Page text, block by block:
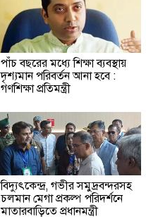
পাঁচ বছরের মধ্যে শিক্ষা ব্যবস্থায়
দৃশ্যমান পরিবর্তন আনা হবে :
গণশিক্ষা প্রতিমন্ত্রী
বিদ্যুৎকেন্দ্র, গভীর সমুদ্রবন্দরসহ
চলমান মেগা প্রকল্প পরিদর্শনে
মাতারবাড়িতে প্রধানমন্ত্রী